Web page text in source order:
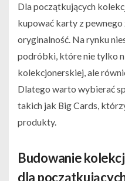
Dla początkujących
kupować karty z
oryginalność. Na rynku
podróbki, które nie tylko
kolekcjonerskiej, ale
Dlatego warto wybierać
takich jak Big Cards,
produkty.
Budowanie
dla